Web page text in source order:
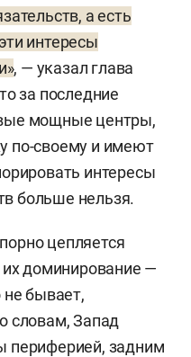
а есть
интересы
, — указал глава
за последние
мощные центры,
по-своему и имеют
интересы
больше нельзя.
цепляется
их доминирование —
не бывает,
словам, Запад
периферией, задним